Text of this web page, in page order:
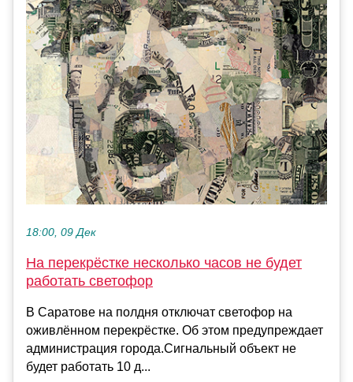
18:00, 09 Дек
На перекрёстке несколько часов не будет
работать светофор
В Саратове на полдня отключат светофор на
оживлённом перекрёстке. Об этом предупреждает
администрация города.Сигнальный объект не
будет работать 10 д...